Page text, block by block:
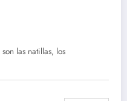
las natillas, los